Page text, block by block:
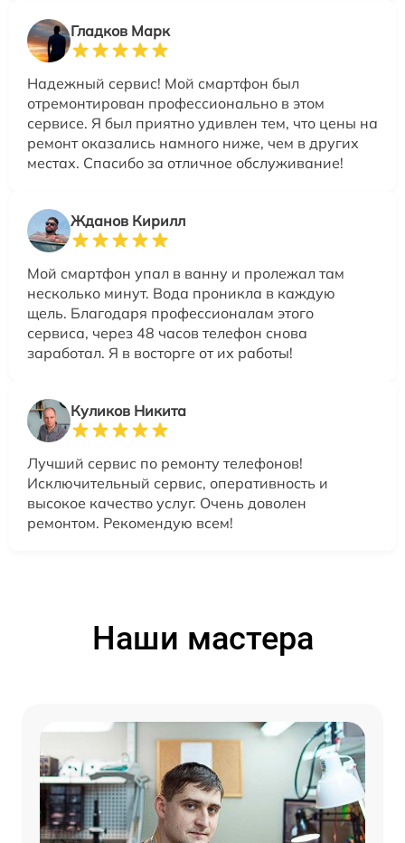
Гладков Марк
Надежный сервис! Мой смартфон был
отремонтирован профессионально в этом
сервисе. Я был приятно удивлен тем, что цены на
ремонт оказались намного ниже, чем в других
местах. Спасибо за отличное обслуживание!
Жданов Кирилл
Мой смартфон упал в ванну и пролежал там
несколько минут. Вода проникла в каждую
щель. Благодаря профессионалам этого
сервиса, через 48 часов телефон снова
заработал. Я в восторге от их работы!
Куликов Никита
Лучший сервис по ремонту телефонов!
Исключительный сервис, оперативность и
высокое качество услуг. Очень доволен
ремонтом. Рекомендую всем!
Наши мастера